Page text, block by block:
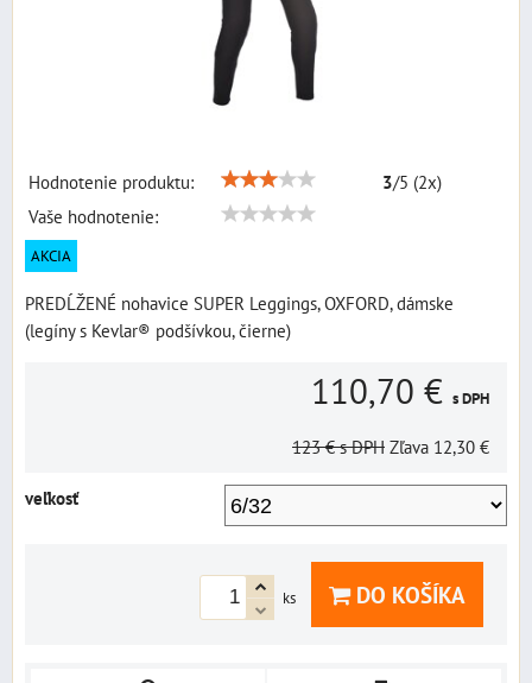
Hodnotenie produktu: 3/5 (2x)
Vaše hodnotenie:
AKCIA
PREDĹŽENÉ nohavice SUPER Leggings, OXFORD, dámske
(legíny s Kevlar® podšívkou, čierne)
110,70 € s DPH
123 € s DPH Zľava 12,30 €
veľkosť
ks DO KOŠÍKA